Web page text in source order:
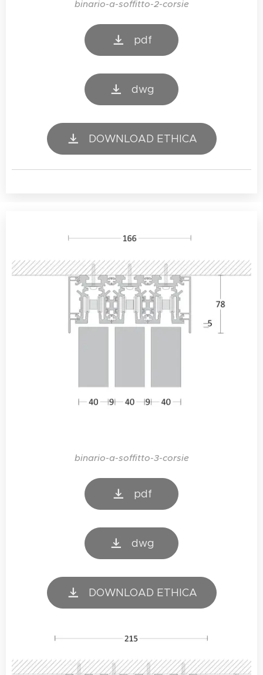
binario-a-soffitto-2-corsie
pdf
dwg
DOWNLOAD ETHICA
binario-a-soffitto-3-corsie
pdf
dwg
DOWNLOAD ETHICA